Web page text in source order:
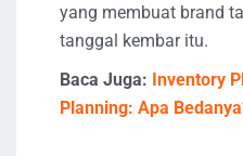
yang membuat brand
tanggal kembar itu.
Baca Juga: Inventory
Planning: Apa